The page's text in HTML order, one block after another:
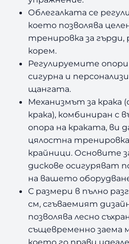
Облегалката се
което позволява
тренировка за гърди,
корем.
Регулируемите
сигурна и
щангата.
Механизмът за крака
крака), комбиниран с
опора на краката, ви
цялостна
крайници. Основите
дискове осигуряват
на вашето
С размери в пълно
см, сгъваемият
позволява лесно
същевременно заема